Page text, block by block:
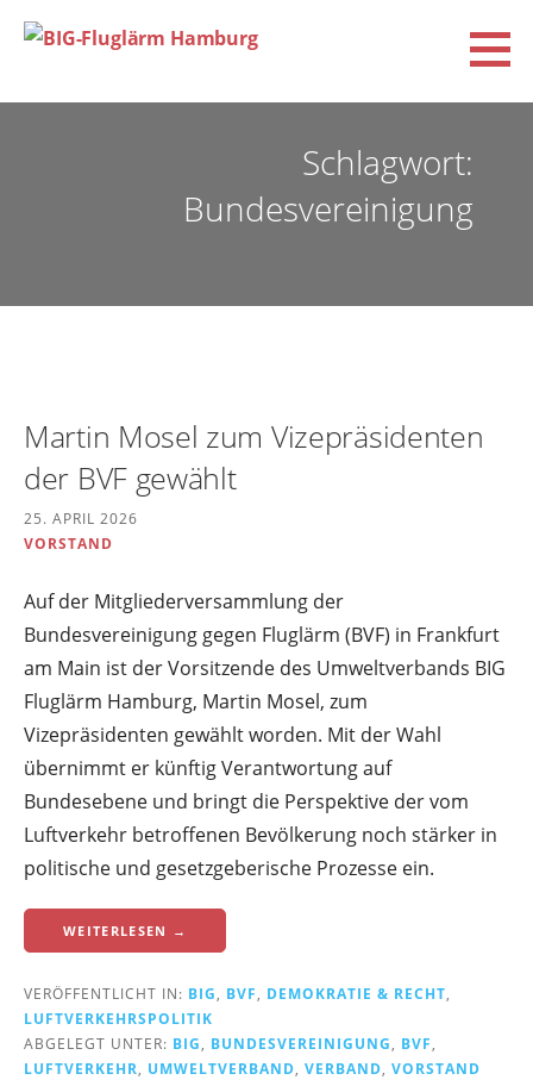
Zum
Inhalt
BIG-Fluglärm Hamburg
Schlagwort:
Bundesvereinigung
Martin Mosel zum Vizepräsidenten
der BVF gewählt
25. APRIL 2026
VORSTAND
Auf der Mitgliederversammlung der
Bundesvereinigung gegen Fluglärm (BVF) in Frankfurt
am Main ist der Vorsitzende des Umweltverbands BIG
Fluglärm Hamburg, Martin Mosel, zum
Vizepräsidenten gewählt worden. Mit der Wahl
übernimmt er künftig Verantwortung auf
Bundesebene und bringt die Perspektive der vom
Luftverkehr betroffenen Bevölkerung noch stärker in
politische und gesetzgeberische Prozesse ein.
WEITERLESEN →
VERÖFFENTLICHT IN: BIG BVF DEMOKRATIE & RECHT
LUFTVERKEHRSPOLITIK
ABGELEGT UNTER: BIG BUNDESVEREINIGUNG BVF
LUFTVERKEHR
UMWELTVERBAND VERBAND VORSTAND